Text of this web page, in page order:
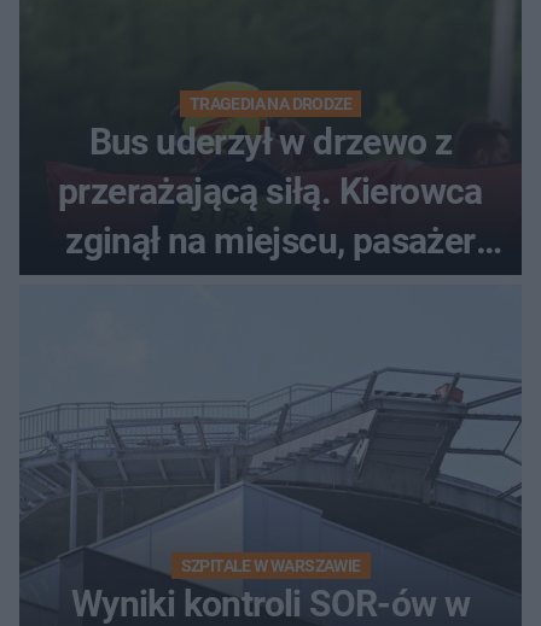
TRAGEDIA NA DRODZE
Bus uderzył w drzewo z
przerażającą siłą. Kierowca
zginął na miejscu, pasażer
walczy o życie
SZPITALE W WARSZAWIE
Wyniki kontroli SOR-ów w